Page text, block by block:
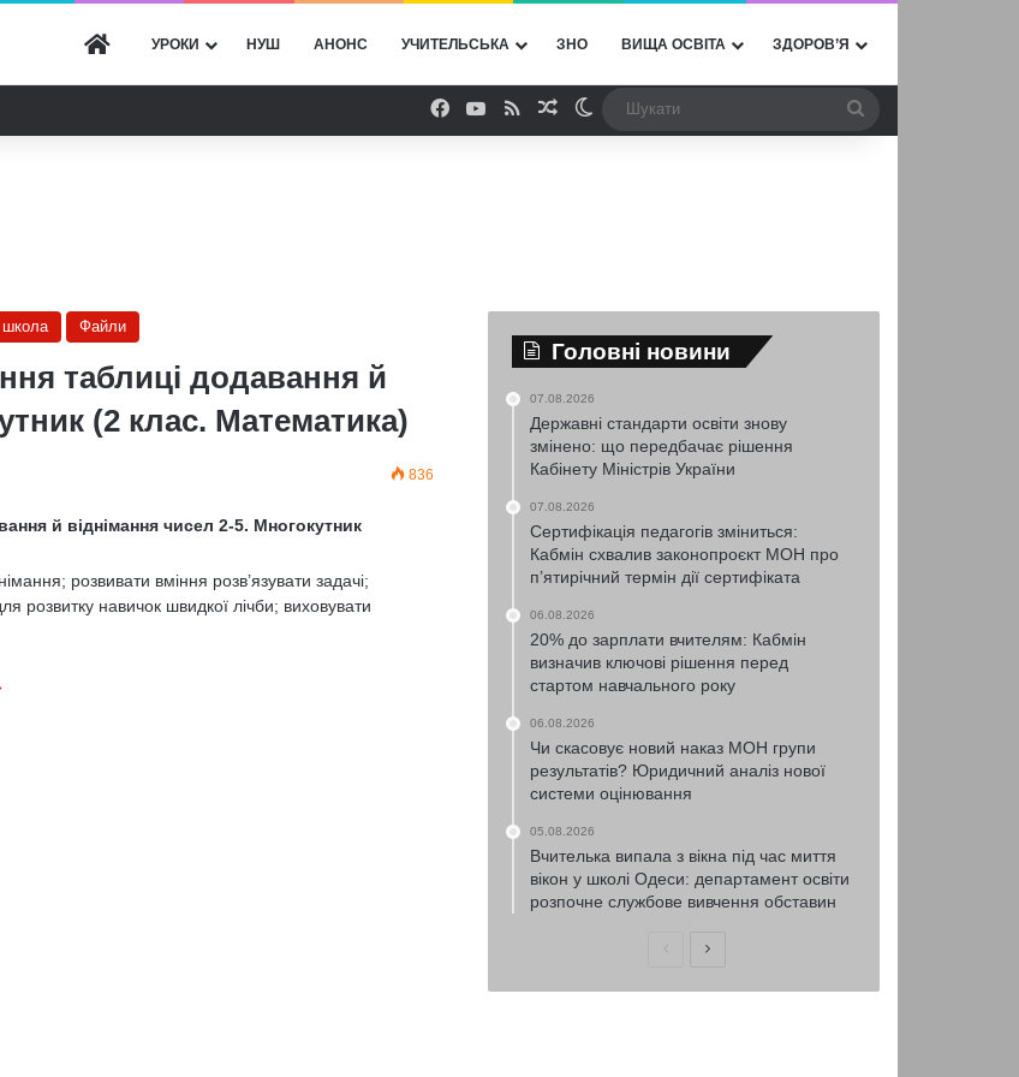
ГОЛОВНА
УРОКИ НУШ АНОНС УЧИТЕЛЬСЬКА ЗНО ВИЩА ОСВІТА ЗДОРОВ’Я
Facebook
YouTube
RSSВипадкова стаття
Switch skin
школа Файли
таблиці додавання й
(2 клас. Математика)
836
й віднімання чисел 2-5. Многокутник
розвивати вміння розв’язувати задачі;
розвитку навичок швидкої лічби; виховувати
Головні новини
07.08.2026
Державні стандарти освіти знову
змінено: що передбачає рішення
Кабінету Міністрів України
07.08.2026
Сертифікація педагогів зміниться:
Кабмін схвалив законопроєкт МОН про
п’ятирічний термін дії сертифіката
06.08.2026
20% до зарплати вчителям: Кабмін
визначив ключові рішення перед
стартом навчального року
06.08.2026
Чи скасовує новий наказ МОН групи
результатів? Юридичний аналіз нової
системи оцінювання
05.08.2026
Вчителька випала з вікна під час миття
вікон у школі Одеси: департамент освіти
розпочне службове вивчення обставин
ПопередняНаступна